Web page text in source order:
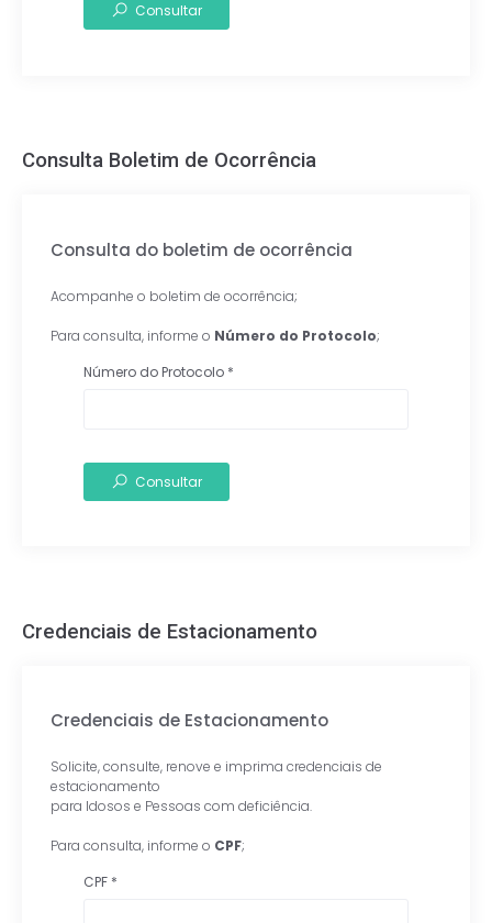
Consultar
Consulta Boletim de Ocorrência
Consulta do boletim de ocorrência
Acompanhe o boletim de ocorrência;
Para consulta, informe o Número do Protocolo;
Número do Protocolo *
Consultar
Credenciais de Estacionamento
Credenciais de Estacionamento
Solicite, consulte, renove e imprima credenciais de
estacionamento
para Idosos e Pessoas com deficiência.
Para consulta, informe o CPF;
CPF *